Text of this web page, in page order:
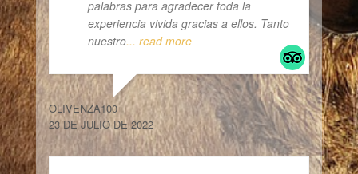
palabras para agradecer toda la
experiencia vivida gracias a ellos. Tanto
nuestro... read more
OLIVENZA100
23 DE JULIO DE 2022